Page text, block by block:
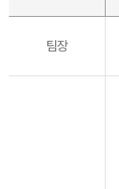
팀장